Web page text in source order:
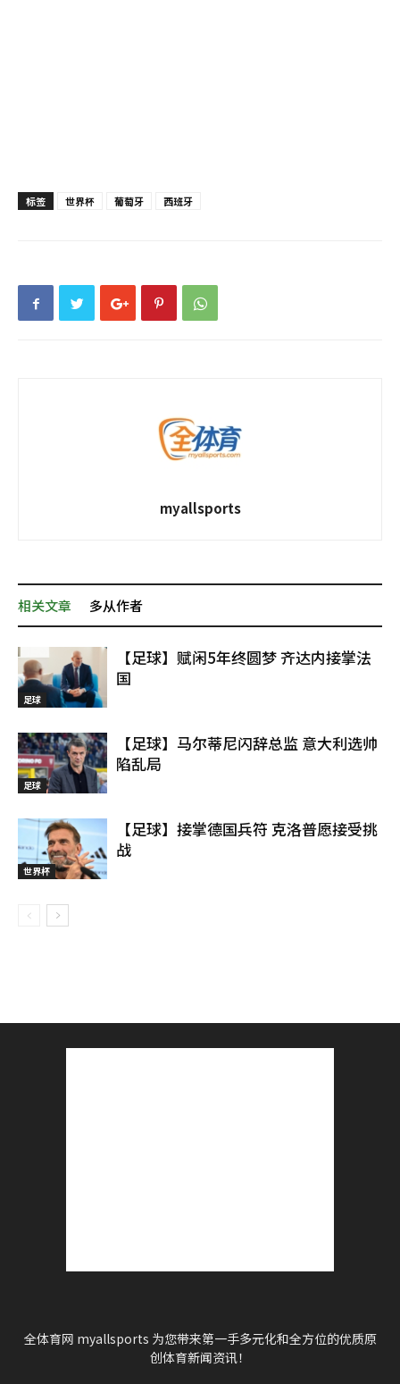
标签 世界杯 葡萄牙 西班牙
myallsports
相关文章 多从作者
足球
【足球】赋闲5年终圆梦 齐达内接掌法
国
足球
【足球】马尔蒂尼闪辞总监 意大利选帅
陷乱局
世界杯
【足球】接掌德国兵符 克洛普愿接受挑
战
全体育网 myallsports 为您带来第一手多元化和全方位的优质原
创体育新闻资讯！